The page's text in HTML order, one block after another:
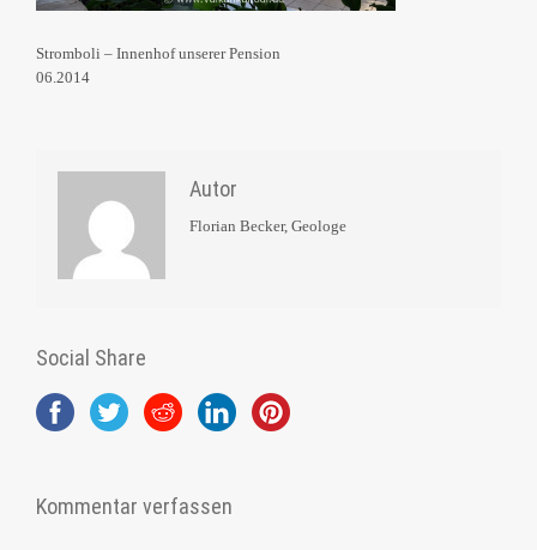
Stromboli – Innenhof unserer Pension
06.2014
Autor
Florian Becker, Geologe
Social Share
Kommentar verfassen